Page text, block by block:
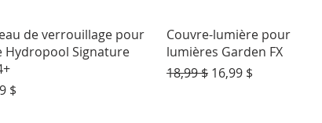
Aperçu rapide
de verrouillage pour
Hydropool Signature
$
Aperçu rapide
Couvre-lumière pour
lumières Garden FX
Prix original
18,99 $ Prix promotionnel
16,99 $